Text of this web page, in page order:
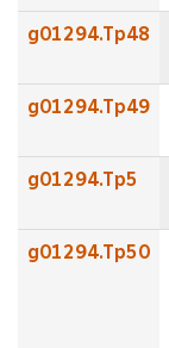
g01294.Tp48
g01294.Tp49
g01294.Tp5
g01294.Tp50